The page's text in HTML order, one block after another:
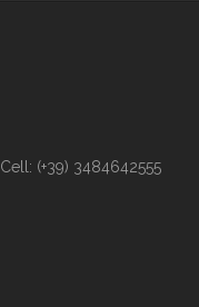
Cell: (+39) 3484642555